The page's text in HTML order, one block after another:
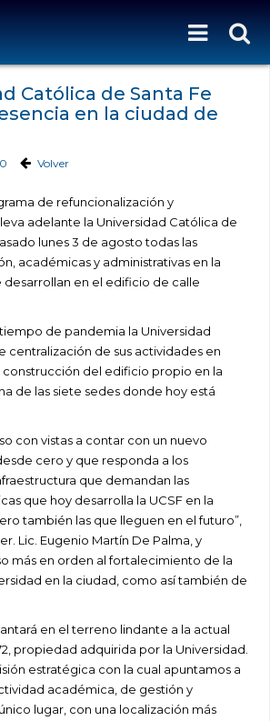
Católica de Santa Fe
en la ciudad de
Volver
de refuncionalización y
adelante la Universidad Católica de
lunes 3 de agosto todas las
académicas y administrativas en la
desarrollan en el edificio de calle
de pandemia la Universidad
centralización de sus actividades en
construcción del edificio propio en la
de las siete sedes donde hoy está
con vistas a contar con un nuevo
cero y que responda a los
que demandan las
que hoy desarrolla la UCSF en la
también las que lleguen en el futuro”,
Lic. Eugenio Martín De Palma, y
más en orden al fortalecimiento de la
en la ciudad, como así también de
en el terreno lindante a la actual
propiedad adquirida por la Universidad.
estratégica con la cual apuntamos a
académica, de gestión y
lugar, con una localización más